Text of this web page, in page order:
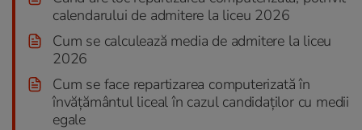
calendarului de admitere la liceu 2026
Cum se calculează media de admitere la liceu
2026
Cum se face repartizarea computerizată în
învățământul liceal în cazul candidaţilor cu medii
egale